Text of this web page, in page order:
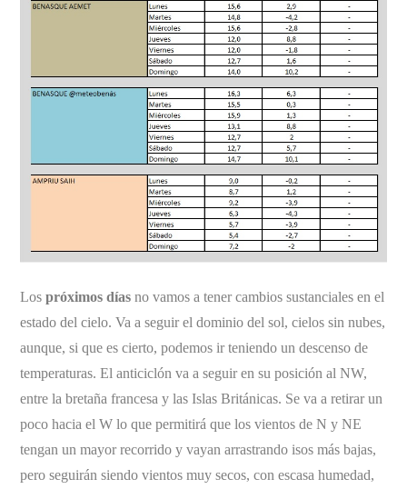
Los próximos días no vamos a tener cambios sustanciales en el
estado del cielo. Va a seguir el dominio del sol, cielos sin nubes,
aunque, si que es cierto, podemos ir teniendo un descenso de
temperaturas. El anticiclón va a seguir en su posición al NW,
entre la bretaña francesa y las Islas Británicas. Se va a retirar un
poco hacia el W lo que permitirá que los vientos de N y NE
tengan un mayor recorrido y vayan arrastrando isos más bajas,
pero seguirán siendo vientos muy secos, con escasa humedad,